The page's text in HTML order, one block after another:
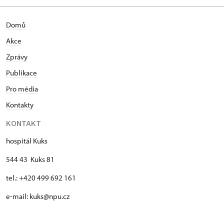
Domů
Akce
Zprávy
Publikace
Pro média
Kontakty
KONTAKT
hospitál Kuks
544 43 Kuks 81
tel.: +420 499 692 161
e-mail: kuks@npu.cz